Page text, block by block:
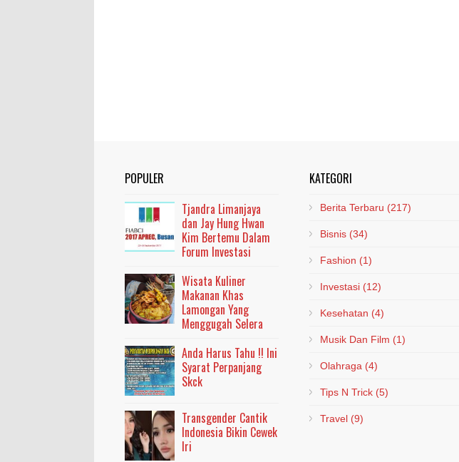
POPULER
Tjandra Limanjaya
dan Jay Hung Hwan
Kim Bertemu Dalam
Forum Investasi
Wisata Kuliner
Makanan Khas
Lamongan Yang
Menggugah Selera
Anda Harus Tahu !! Ini
Syarat Perpanjang
Skck
Transgender Cantik
Indonesia Bikin Cewek
Iri
KATEGORI
Berita Terbaru (217)
Bisnis (34)
Fashion (1)
Investasi (12)
Kesehatan (4)
Musik Dan Film (1)
Olahraga (4)
Tips N Trick (5)
Travel (9)